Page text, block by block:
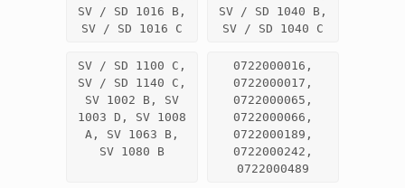
SV / SD 1016 B,
SV / SD 1016 C
SV / SD 1040 B,
SV / SD 1040 C
SV / SD 1100 C,
SV / SD 1140 C,
SV 1002 B, SV
1003 D, SV 1008
A, SV 1063 B,
SV 1080 B
0722000016,
0722000017,
0722000065,
0722000066,
0722000189,
0722000242,
0722000489